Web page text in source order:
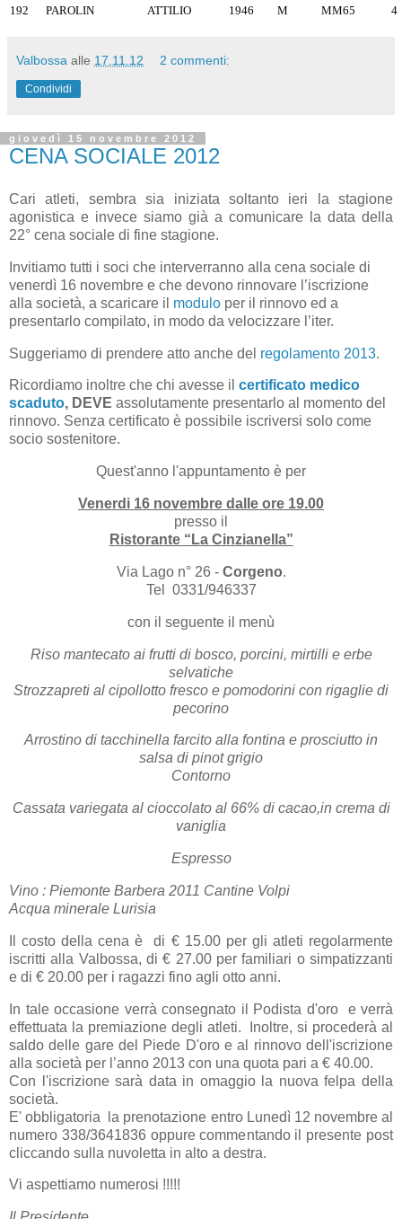
192
PAROLIN ATTILIO 1946 M MM65 4
Valbossa alle 17.11.12 2 commenti:
Condividi
giovedì 15 novembre 2012
CENA SOCIALE 2012
Cari atleti, sembra sia iniziata soltanto ieri la stagione
agonistica e invece siamo già a comunicare la data della
22° cena sociale di fine stagione.
Invitiamo tutti i soci che interverranno alla cena sociale di
venerdì 16 novembre e che devono rinnovare l’iscrizione
alla società, a scaricare il modulo per il rinnovo ed a
presentarlo compilato, in modo da velocizzare l’iter.
Suggeriamo di prendere atto anche del regolamento 2013.
Ricordiamo inoltre che chi avesse il certificato medico
scaduto, DEVE assolutamente presentarlo al momento del
rinnovo. Senza certificato è possibile iscriversi solo come
socio sostenitore.
Quest'anno l'appuntamento è per
Venerdi 16 novembre dalle ore 19.00
presso il
Ristorante “La Cinzianella”
Via Lago n° 26 - Corgeno.
Tel 0331/946337
con il seguente il menù
Riso mantecato ai frutti di bosco, porcini, mirtilli e erbe
selvatiche
Strozzapreti al cipollotto fresco e pomodorini con rigaglie di
pecorino
Arrostino di tacchinella farcito alla fontina e prosciutto in
salsa di pinot grigio
Contorno
Cassata variegata al cioccolato al 66% di cacao,in crema di
vaniglia
Espresso
Vino : Piemonte Barbera 2011 Cantine Volpi
Acqua minerale Lurisia
Il costo della cena è di € 15.00 per gli atleti regolarmente
iscritti alla Valbossa, di € 27.00 per familiari o simpatizzanti
e di € 20.00 per i ragazzi fino agli otto anni.
In tale occasione verrà consegnato il Podista d'oro e verrà
effettuata la premiazione degli atleti. Inoltre, si procederà al
saldo delle gare del Piede D'oro e al rinnovo dell'iscrizione
alla società per l’anno 2013 con una quota pari a € 40.00.
Con l'iscrizione sarà data in omaggio la nuova felpa della
società.
E' obbligatoria la prenotazione entro Lunedì 12 novembre al
numero 338/3641836 oppure commentando il presente post
cliccando sulla nuvoletta in alto a destra.
Vi aspettiamo numerosi !!!!!